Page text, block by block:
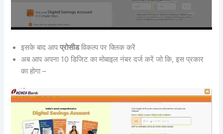
इसके बाद आपप्रोसीडविकल्प पर क्लिक करें
अब आप अपना 10 डिजिट का मोबाइल नंबर दर्ज करें जो कि, इस प्रकार
का होगा –